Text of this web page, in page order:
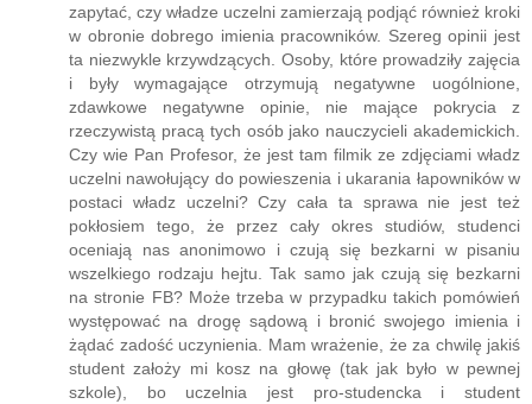
zapytać, czy władze uczelni zamierzają podjąć również kroki
w obronie dobrego imienia pracowników. Szereg opinii jest
ta niezwykle krzywdzących. Osoby, które prowadziły zajęcia
i były wymagające otrzymują negatywne uogólnione,
zdawkowe negatywne opinie, nie mające pokrycia z
rzeczywistą pracą tych osób jako nauczycieli akademickich.
Czy wie Pan Profesor, że jest tam filmik ze zdjęciami władz
uczelni nawołujący do powieszenia i ukarania łapowników w
postaci władz uczelni? Czy cała ta sprawa nie jest też
pokłosiem tego, że przez cały okres studiów, studenci
oceniają nas anonimowo i czują się bezkarni w pisaniu
wszelkiego rodzaju hejtu. Tak samo jak czują się bezkarni
na stronie FB? Może trzeba w przypadku takich pomówień
występować na drogę sądową i bronić swojego imienia i
żądać zadość uczynienia. Mam wrażenie, że za chwilę jakiś
student założy mi kosz na głowę (tak jak było w pewnej
szkole), bo uczelnia jest pro-studencka i student